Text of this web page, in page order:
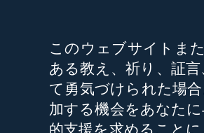
このウェブサイトま
ある教え、祈り、証
て勇気づけられた場
加する機会をあなた
的支援を求めること